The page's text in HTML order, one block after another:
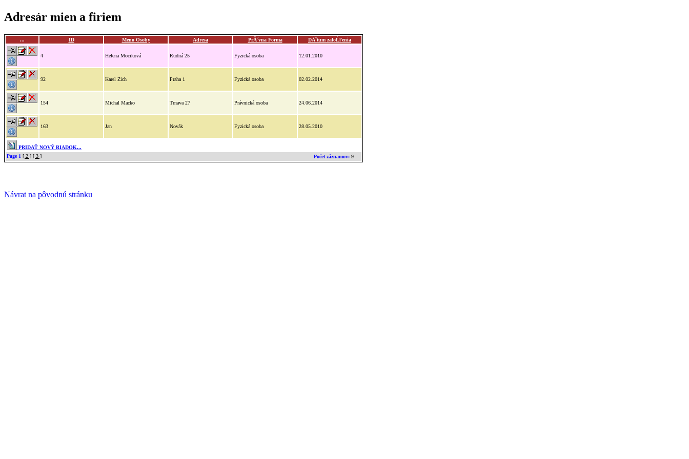
Adresár mien a firiem
... ID Meno Osoby Adresa PrĂˇvna Forma DĂˇtum zaloĹľenia
4 Helena Mociková Rudná 25 Fyzická osoba 12.01.2010
92 Karel Zich Praha 1 Fyzická osoba 02.02.2014
154 Michal Macko Trnava 27 Právnická osoba 24.06.2014
163 Jan Novák Fyzická osoba 28.05.2010
PRIDAŤ NOVÝ RIADOK...
Page 1 [ 2 ] [ 3 ] Počet záznamov: 9
Návrat na pôvodnú stránku